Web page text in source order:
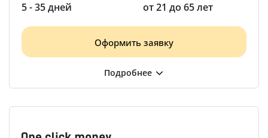
5 - 35 дней от 21 до 65 лет
Оформить заявку